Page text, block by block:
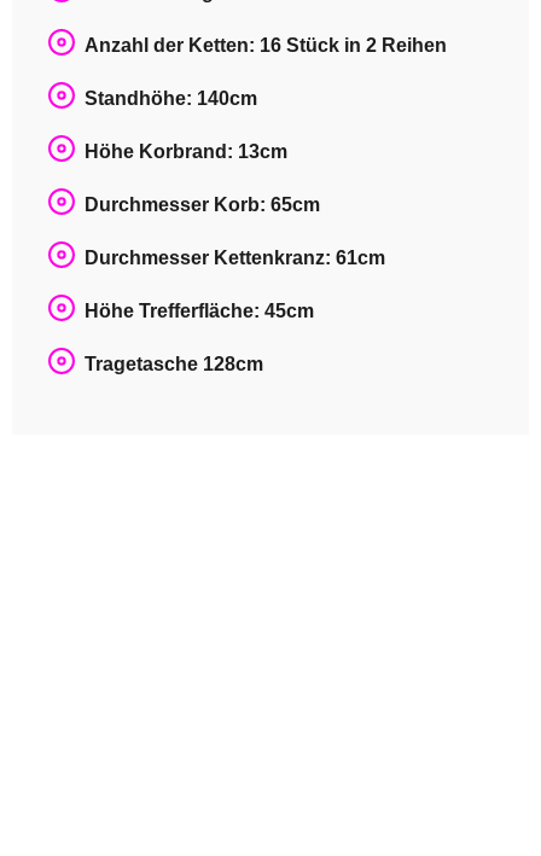
Anzahl der Ketten: 16 Stück in 2 Reihen
Standhöhe: 140cm
Höhe Korbrand: 13cm
Durchmesser Korb: 65cm
Durchmesser Kettenkranz: 61cm
Höhe Trefferfläche: 45cm
Tragetasche 128cm